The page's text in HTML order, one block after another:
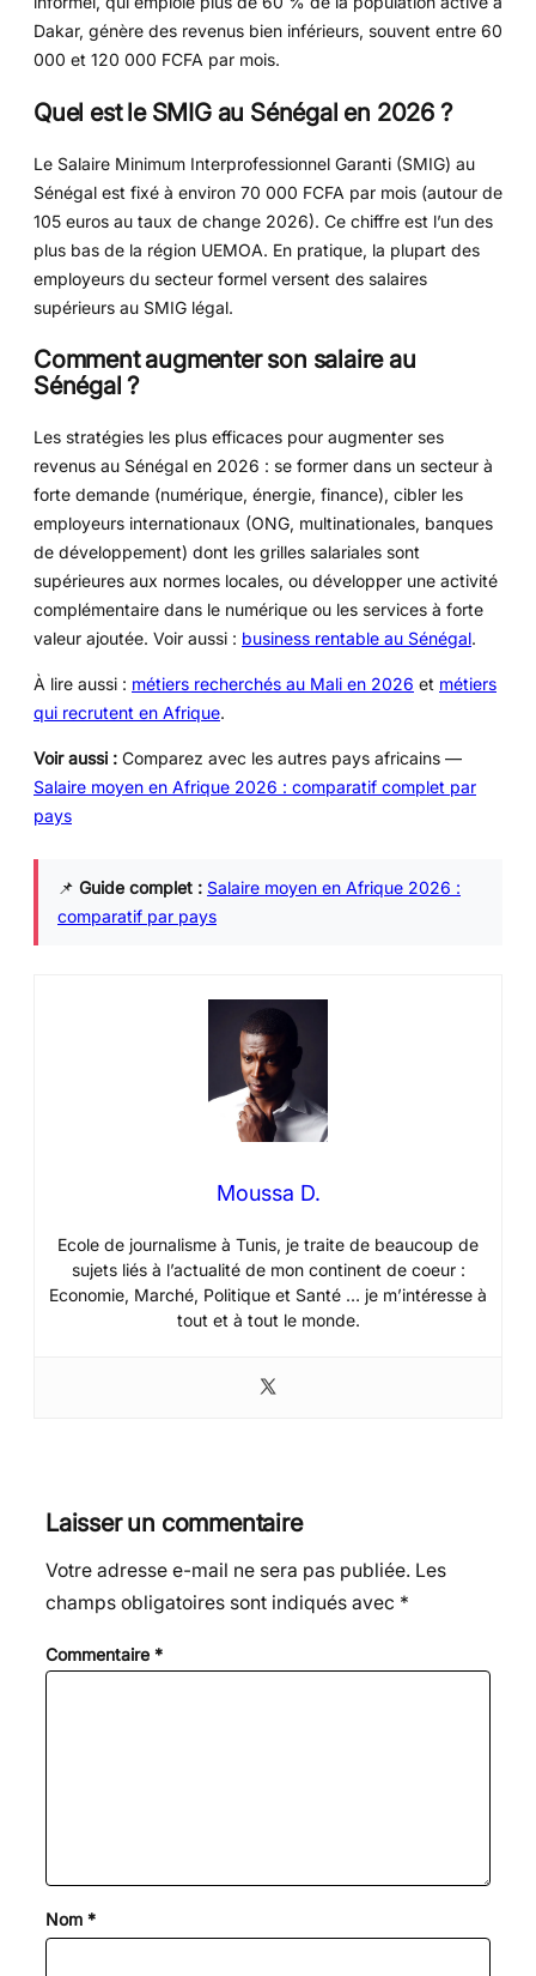
Dakar, génère des revenus bien inférieurs, souvent entre 60
000 et 120 000 FCFA par mois.
Quel est le SMIG au Sénégal en 2026 ?
Le Salaire Minimum Interprofessionnel Garanti (SMIG) au
Sénégal est fixé à environ 70 000 FCFA par mois (autour de
105 euros au taux de change 2026). Ce chiffre est l’un des
plus bas de la région UEMOA. En pratique, la plupart des
employeurs du secteur formel versent des salaires
supérieurs au SMIG légal.
Comment augmenter son salaire au
Sénégal ?
Les stratégies les plus efficaces pour augmenter ses
revenus au Sénégal en 2026 : se former dans un secteur à
forte demande (numérique, énergie, finance), cibler les
employeurs internationaux (ONG, multinationales, banques
de développement) dont les grilles salariales sont
supérieures aux normes locales, ou développer une activité
complémentaire dans le numérique ou les services à forte
valeur ajoutée. Voir aussi : business rentable au Sénégal.
À lire aussi : métiers recherchés au Mali en 2026 et métiers
qui recrutent en Afrique.
Voir aussi : Comparez avec les autres pays africains —
Salaire moyen en Afrique 2026 : comparatif complet par
pays
📌 Guide complet : Salaire moyen en Afrique 2026 :
comparatif par pays
Moussa D.
Ecole de journalisme à Tunis, je traite de beaucoup de
sujets liés à l’actualité de mon continent de coeur :
Economie, Marché, Politique et Santé … je m’intéresse à
tout et à tout le monde.
Laisser un commentaire
Votre adresse e-mail ne sera pas publiée. Les
champs obligatoires sont indiqués avec *
Commentaire *
Nom *